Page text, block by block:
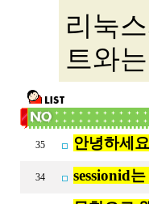
리눅
트와
35 안녕하세
34 sessionid